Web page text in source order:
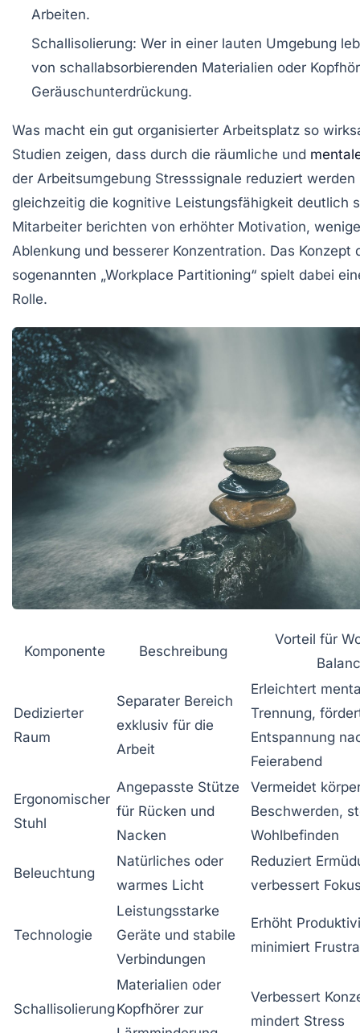
Arbeiten.
Schallisolierung: Wer in einer lauten Umgebung
von schallabsorbierenden Materialien oder
Geräuschunterdrückung.
Was macht ein gut organisierter Arbeitsplatz so
Studien zeigen, dass durch die räumliche und
der Arbeitsumgebung Stresssignale reduziert werden
gleichzeitig die kognitive Leistungsfähigkeit deutlich
Mitarbeiter berichten von erhöhter Motivation,
Ablenkung und besserer Konzentration. Das Konzept
sogenannten „Workplace Partitioning“ spielt dabei
Rolle.
Komponente Beschreibung
Vorteil für
Dedizierter
Raum
Separater Bereich
exklusiv für die
Arbeit
Erleichtert
Trennung,
Entspannung
Feierabend
Ergonomischer
Stuhl
Angepasste Stütze
für Rücken und
Nacken
Vermeidet
Beschwerden,
Wohlbefinden
Beleuchtung
Natürliches oder
warmes Licht
Reduziert
verbessert
Technologie
Leistungsstarke
Geräte und stabile
Verbindungen
Erhöht
minimiert
Schallisolierung
Materialien oder
Kopfhörer zur
Verbessert
mindert Stress